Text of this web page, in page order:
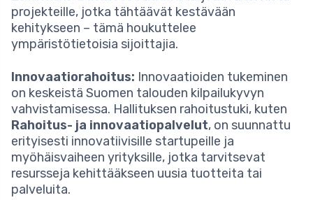
projekteille, jotka tähtäävät kestävään
kehitykseen – tämä houkuttelee
ympäristötietoisia sijoittajia.
Innovaatiorahoitus: Innovaatioiden tukeminen
on keskeistä Suomen talouden kilpailukyvyn
vahvistamisessa. Hallituksen rahoitustuki, kuten
Rahoitus- ja innovaatiopalvelut, on suunnattu
erityisesti innovatiivisille startupeille ja
myöhäisvaiheen yrityksille, jotka tarvitsevat
resursseja kehittääkseen uusia tuotteita tai
palveluita.